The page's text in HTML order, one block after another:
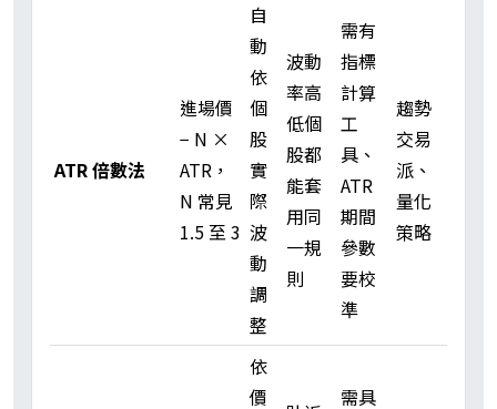
ATR 倍數法
進場價
− N ×
ATR，
N 常見
1.5 至 3
自
動
依
個
股
實
際
波
動
調
整
波動
率高
低個
股都
能套
用同
一規
則
需有
指標
計算
工
具、
ATR
期間
參數
要校
準
趨勢
交易
派、
量化
策略
依
價
需具